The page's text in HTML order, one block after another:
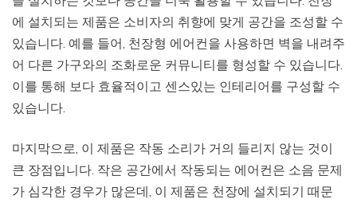
에 설치되는 제품은 소비자의 취향에 맞게 공간을 조성할 수
있습니다. 예를 들어, 천장형 에어컨을 사용하면 벽을 내려주
어 다른 가구와의 조화로운 커뮤니티를 형성할 수 있습니다.
이를 통해 보다 효율적이고 센스있는 인테리어를 구성할 수
있습니다.
마지막으로, 이 제품은 작동 소리가 거의 들리지 않는 것이
큰 장점입니다. 작은 공간에서 작동되는 에어컨은 소음 문제
가 심각한 경우가 많은데, 이 제품은 천장에 설치되기 때문